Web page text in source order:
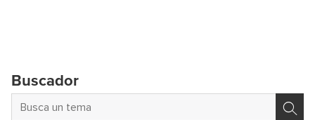
Buscador